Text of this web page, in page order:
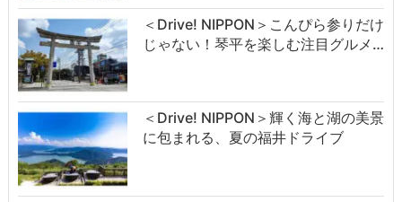
＜Drive! NIPPON＞こんぴら参りだけ
じゃない！琴平を楽しむ注目グルメ…
＜Drive! NIPPON＞輝く海と湖の美景
に包まれる、夏の福井ドライブ